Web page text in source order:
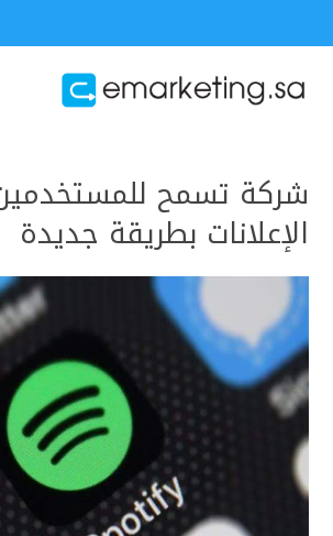
شركة تسمح
الإعلانات بطريقة جديدة